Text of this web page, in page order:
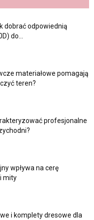
dobrać odpowiednią
do...
materiałowe pomagają
teren?
profesjonalne
wpływa na cerę
mity
i komplety dresowe dla